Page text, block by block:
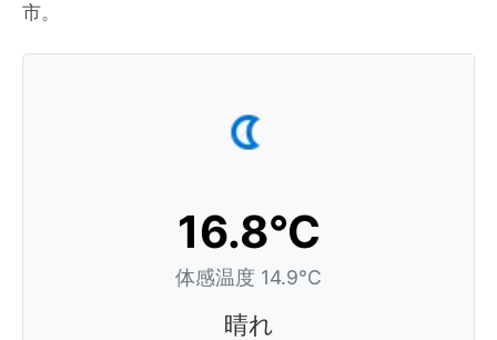
市。
16.8°C
体感温度 14.9°C
晴れ